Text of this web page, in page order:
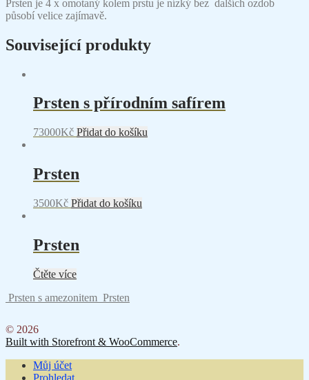
Prsten je 4 x omotaný kolem prstu je nízký bez dalších ozdob
působí velice zajímavě.
Související produkty
Prsten s přírodním safírem
73000Kč Přidat do košíku
Prsten
3500Kč Přidat do košíku
Prsten
Čtěte více
Prsten s amezonitem Prsten
© 2026
Built with Storefront & WooCommerce.
Můj účet
Prohledat